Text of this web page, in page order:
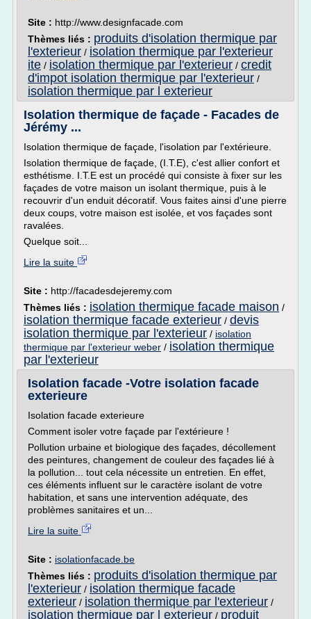
Site : http://www.designfacade.com
Thèmes liés : produits d'isolation thermique par
l'exterieur / isolation thermique par l'exterieur
ite / isolation thermique par l'exterieur / credit
d'impot isolation thermique par l'exterieur /
isolation thermique par l exterieur
Isolation thermique de façade - Facades de
Jérémy ...
Isolation thermique de façade, l'isolation par l'extérieure.
Isolation thermique de façade, (I.T.E), c'est allier confort et
esthétisme. I.T.E est un procédé qui consiste à fixer sur les
façades de votre maison un isolant thermique, puis à le
recouvrir d'un enduit décoratif. Vous faites ainsi d'une pierre
deux coups, votre maison est isolée, et vos façades sont
ravalées.
Quelque soit...
Lire la suite
Site : http://facadesdejeremy.com
Thèmes liés : isolation thermique facade maison /
isolation thermique facade exterieur / devis
isolation thermique par l'exterieur / isolation
thermique par l'exterieur weber / isolation thermique
par l'exterieur
Isolation facade -Votre isolation facade
exterieure
Isolation facade exterieure
Comment isoler votre façade par l'extérieure !
Pollution urbaine et biologique des façades, décollement
des peintures, changement de couleur des façades lié à
la pollution... tout cela nécessite un entretien. En effet,
ces éléments influent sur le caractère isolant de votre
habitation, et sans une intervention adéquate, des
problèmes sanitaires et un...
Lire la suite
Site : isolationfacade.be
Thèmes liés : produits d'isolation thermique par
l'exterieur / isolation thermique facade
exterieur / isolation thermique par l'exterieur /
isolation thermique par l exterieur / produit